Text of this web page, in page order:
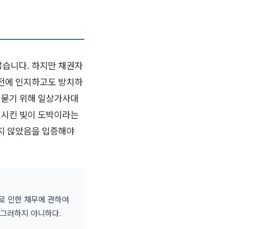
니다. 하지만 채권자
에 인지하고도 방치하
기 위해 일상가사대
킨 빚이 도박이라는
않았음을 입증해야
인한 채무에 관하여
러하지 아니하다.